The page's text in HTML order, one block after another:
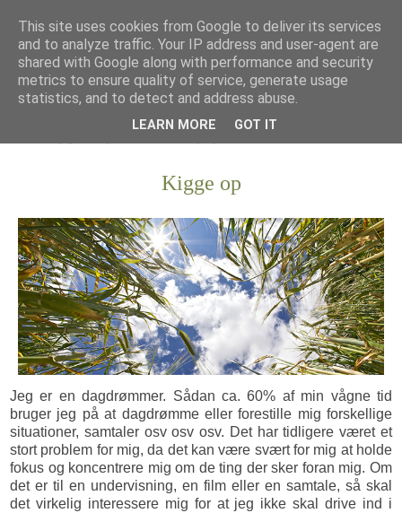
Kigge op
Jeg er en dagdrømmer. Sådan ca. 60% af min vågne tid
bruger jeg på at dagdrømme eller forestille mig forskellige
situationer, samtaler osv osv osv. Det har tidligere været et
stort problem for mig, da det kan være svært for mig at holde
fokus og koncentrere mig om de ting der sker foran mig. Om
det er til en undervisning, en film eller en samtale, så skal
det virkelig interessere mig for at jeg ikke skal drive ind i
This site uses cookies from Google to deliver its services
and to analyze traffic. Your IP address and user-agent are
shared with Google along with performance and security
metrics to ensure quality of service, generate usage
statistics, and to detect and address abuse.
LEARN MORE GOT IT